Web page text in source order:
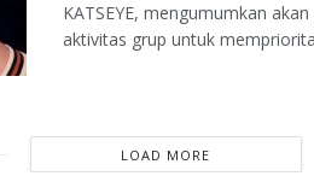
KATSEYE, mengumumkan
aktivitas grup untuk
LOAD MORE